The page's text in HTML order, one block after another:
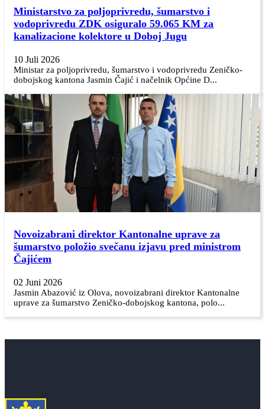
Ministarstvo za poljoprivredu, šumarstvo i
vodoprivredu ZDK osiguralo 59.065 KM za
kanalizacione kolektore u Doboj Jugu
10 Juli 2026
Ministar za poljoprivredu, šumarstvo i vodoprivredu Zeničko-
dobojskog kantona Jasmin Čajić i načelnik Općine D...
Novoizabrani direktor Kantonalne uprave za
šumarstvo položio svečanu izjavu pred ministrom
Čajićem
02 Juni 2026
Jasmin Abazović iz Olova, novoizabrani direktor Kantonalne
uprave za šumarstvo Zeničko-dobojskog kantona, polo...